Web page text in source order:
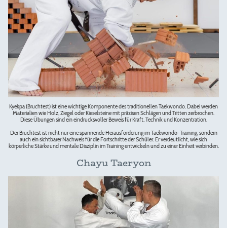
Kyekpa (Bruchtest) ist eine wichtige Komponente des traditionellen Taekwondo. Dabei werden
Materialien wie Holz, Ziegel oder Kieselsteine mit präzisen Schlägen und Tritten zerbrochen.
Diese Übungen sind ein eindrucksvoller Beweis für Kraft, Technik und Konzentration.
Der Bruchtest ist nicht nur eine spannende Herausforderung im Taekwondo-Training, sondern
auch ein sichtbarer Nachweis für die Fortschritte der Schüler. Er verdeutlicht, wie sich
körperliche Stärke und mentale Disziplin im Training entwickeln und zu einer Einheit verbinden.
Chayu Taeryon